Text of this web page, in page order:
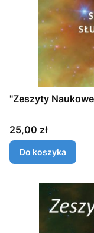
"Zeszyty
Cena
25,00 zł
Do koszyka